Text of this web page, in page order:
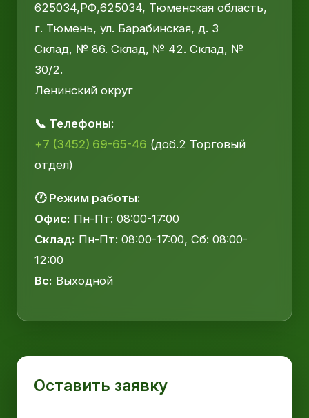
625034,РФ,625034, Тюменская область,
г. Тюмень, ул. Барабинская, д. 3
Склад, № 86. Склад, № 42. Склад, №
30/2.
Ленинский округ
📞 Телефоны:
+7 (3452) 69-65-46 (доб.2 Торговый
отдел)
🕐 Режим работы:
Офис: Пн-Пт: 08:00-17:00
Склад: Пн-Пт: 08:00-17:00, Сб: 08:00-
12:00
Вс: Выходной
Оставить заявку